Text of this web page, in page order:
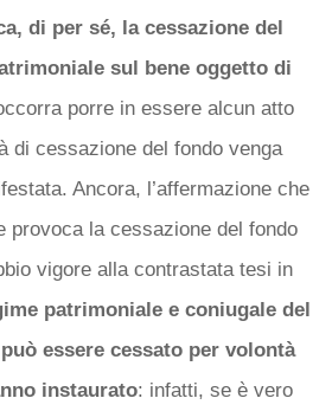
di per sé, la cessazione del
sul bene oggetto di
porre in essere alcun atto
di cessazione del fondo venga
Ancora, l’affermazione che
provoca la cessazione del fondo
vigore alla contrastata tesi in
patrimoniale e coniugale del
essere cessato per volontà
instaurato: infatti, se è vero